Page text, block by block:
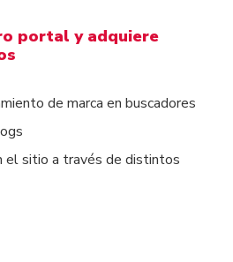
portal y adquiere
de marca en buscadores
el sitio a través de distintos